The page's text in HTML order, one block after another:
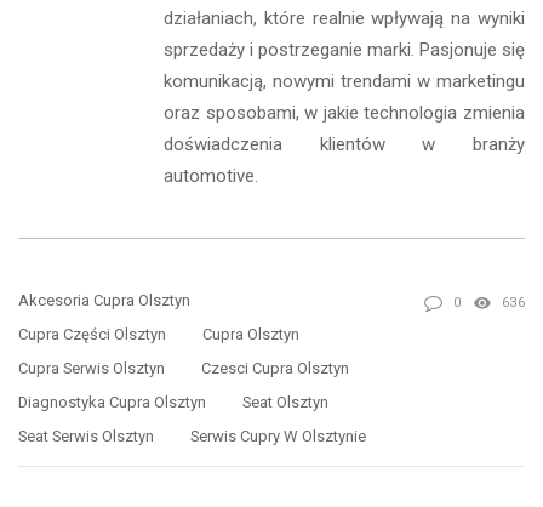
działaniach, które realnie wpływają na wyniki
sprzedaży i postrzeganie marki. Pasjonuje się
komunikacją, nowymi trendami w marketingu
oraz sposobami, w jakie technologia zmienia
doświadczenia klientów w branży
automotive.
Akcesoria Cupra Olsztyn
Cupra Części Olsztyn
Cupra Olsztyn
Cupra Serwis Olsztyn
Czesci Cupra Olsztyn
Diagnostyka Cupra Olsztyn
Seat Olsztyn
Seat Serwis Olsztyn
Serwis Cupry W Olsztynie
0 636